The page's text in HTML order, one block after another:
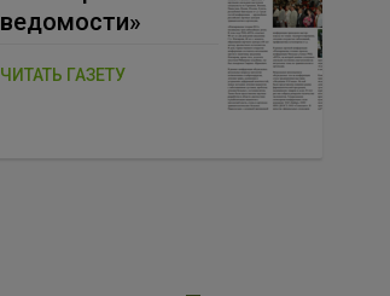
ведомости»
ЧИТАТЬ ГАЗЕТУ